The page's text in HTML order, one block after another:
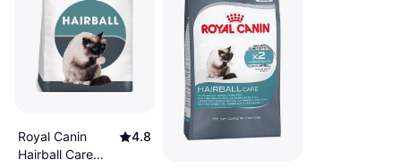
Royal Canin
Hairball Care
4.8